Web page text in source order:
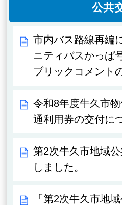
公共
市内バス路線再編
ニティバスかっぱ
ブリックコメント
令和8年度牛久市
通利用券の交付に
第2次牛久市地域
しました。
「第2次牛久市地